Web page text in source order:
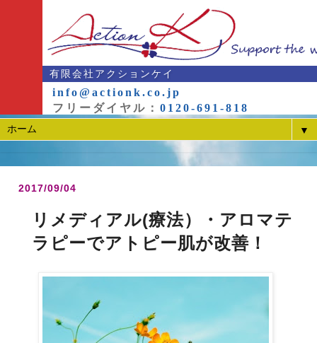
有限会社アクションケイ
info@actionk.co.jp
フリーダイヤル： 0120-691-818
▼
2017/09/04
リメディアル(療法）・アロマテ
ラピーでアトピー肌が改善！